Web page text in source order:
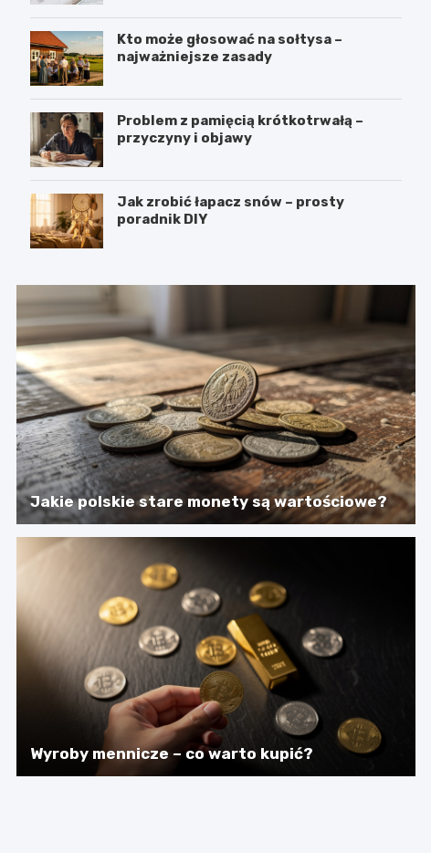
Kto może głosować na sołtysa –
najważniejsze zasady
Problem z pamięcią krótkotrwałą –
przyczyny i objawy
Jak zrobić łapacz snów – prosty
poradnik DIY
Jakie polskie stare monety są wartościowe?
Wyroby mennicze – co warto kupić?